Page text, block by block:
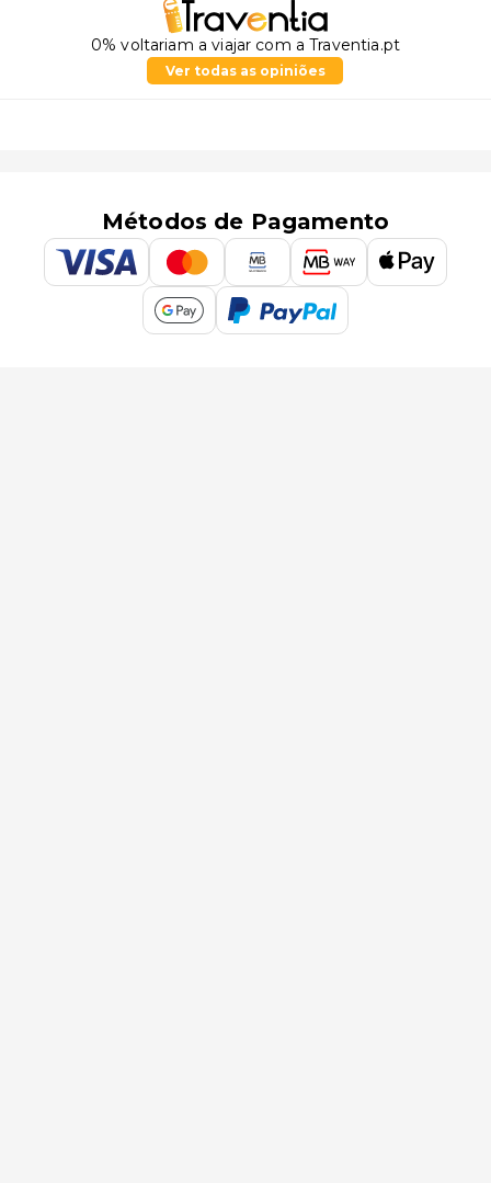
0% voltariam a viajar com a Traventia.pt
Ver todas as opiniões
Métodos de Pagamento